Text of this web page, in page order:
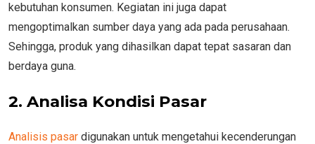
kebutuhan konsumen. Kegiatan ini juga dapat
mengoptimalkan sumber daya yang ada pada perusahaan.
Sehingga, produk yang dihasilkan dapat tepat sasaran dan
berdaya guna.
2. Analisa Kondisi Pasar
Analisis pasar digunakan untuk mengetahui kecenderungan